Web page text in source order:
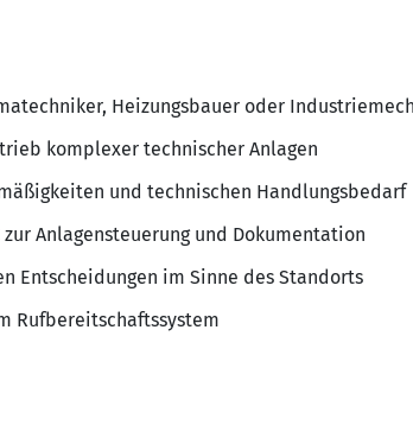
Heizungsbauer oder
komplexer technischer Anlagen
und technischen Handlungsbedarf
Anlagensteuerung und Dokumentation
Entscheidungen im Sinne des Standorts
Rufbereitschaftssystem